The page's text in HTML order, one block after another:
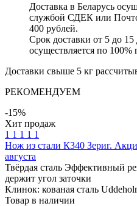
Доставка в Беларусь
службой СДЕК или
400 рублей.
Срок доставки от 5 до 15
осуществляется по 100%
Доставки свыше 5 кг
РЕКОМЕНДУЕМ
-15%
Хит продаж
1 1 1 1 1
Нож из стали К340 Зериг.
августа
Твёрдая сталь Эффективный
держит угол заточки
Клинок: кованая сталь
Товар в наличии